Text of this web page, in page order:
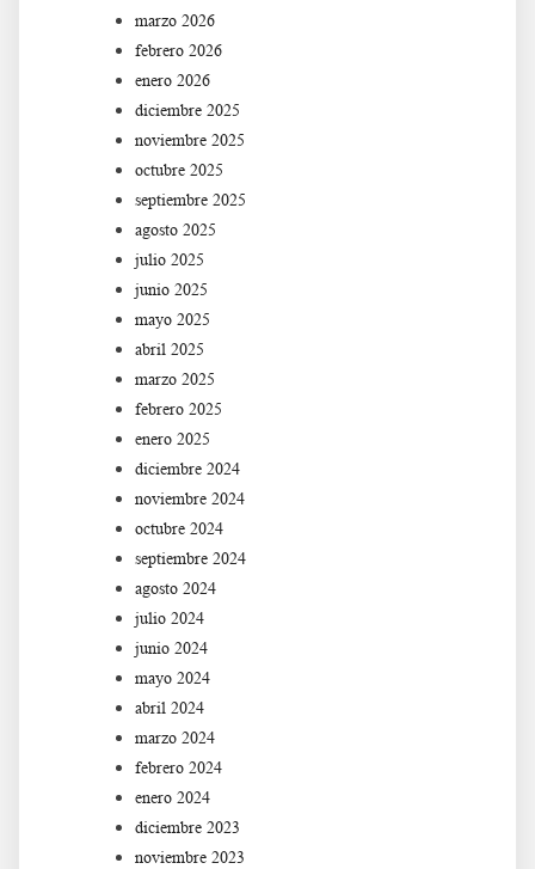
marzo 2026
febrero 2026
enero 2026
diciembre 2025
noviembre 2025
octubre 2025
septiembre 2025
agosto 2025
julio 2025
junio 2025
mayo 2025
abril 2025
marzo 2025
febrero 2025
enero 2025
diciembre 2024
noviembre 2024
octubre 2024
septiembre 2024
agosto 2024
julio 2024
junio 2024
mayo 2024
abril 2024
marzo 2024
febrero 2024
enero 2024
diciembre 2023
noviembre 2023